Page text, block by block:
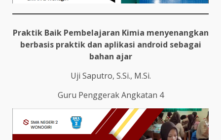
Praktik Baik Pembelajaran Kimia menyenangkan
berbasis praktik dan aplikasi android sebagai
bahan ajar
Uji Saputro, S.Si., M.Si.
Guru Penggerak Angkatan 4